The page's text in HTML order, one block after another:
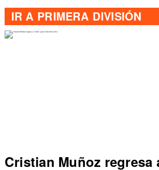
IR A PRIMERA DIVISIÓN
a UdeC
Colo